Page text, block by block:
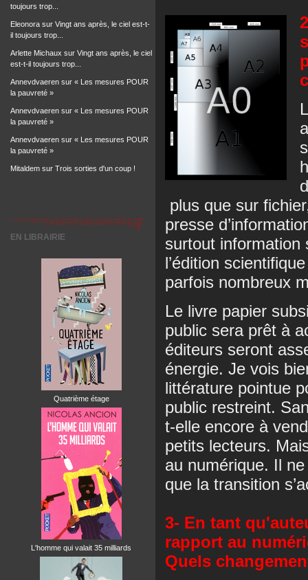
toujours trop...
Eleonora sur Vingt ans après, le ciel est-t-
il toujours trop...
Arlette Michaux sur Vingt ans après, le ciel
est-t-il toujours trop...
Annevdvaeren sur « Les mesures POUR
la pauvreté »
Annevdvaeren sur « Les mesures POUR
la pauvreté »
Annevdvaeren sur « Les mesures POUR
la pauvreté »
Mitaldem sur Trois sorties d'un coup !
EN LIBRAIRIE
Quatrième étage
L'homme qui valait 35 milliards
plus que sur
presse
surtout information
l’édition
parfois nombreux
Le livre papier
public sera prêt à
éditeurs seront
énergie. Je vois
littérature pointue
public restreint.
t-elle encore à
petits lecteurs.
au numérique. Il
que la transition
3- En tant
rapport au
Quels